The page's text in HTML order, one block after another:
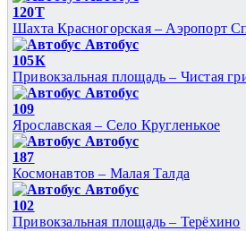
120Т
Шахта Красногорская – Аэропорт
Автобус
105К
Привокзальная площадь – Чистая
Автобус
109
Ярославская – Село Кругленькое
Автобус
187
Космонавтов – Малая Талда
Автобус
102
Привокзальная площадь – Терёхино